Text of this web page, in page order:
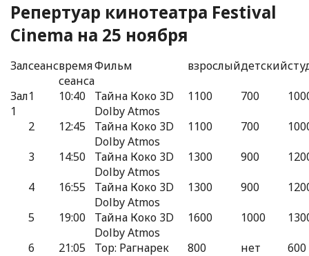
Репертуар кинотеатра Festival
Cinemа на 25 ноября
Залсеансвремя
сеанса
Фильм взрослыйдетский
Зал
1
1 10:40
Тайна Коко 3D
Dolby Atmos
1100 700
2
12:45
Тайна Коко 3D
Dolby Atmos
1100 700
3
14:50
Тайна Коко 3D
Dolby Atmos
1300 900
4
16:55
Тайна Коко 3D
Dolby Atmos
1300 900
5
19:00
Тайна Коко 3D
Dolby Atmos
1600 1000
6
21:05 Тор: Рагнарек 800 нет
600